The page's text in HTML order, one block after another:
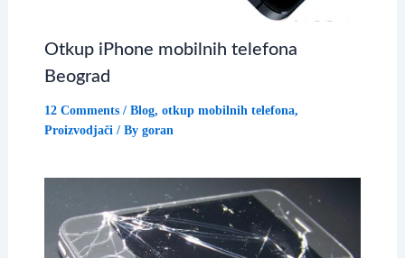
Otkup iPhone mobilnih telefona
Beograd
12 Comments / Blog, otkup mobilnih telefona,
Proizvodjači/ By goran